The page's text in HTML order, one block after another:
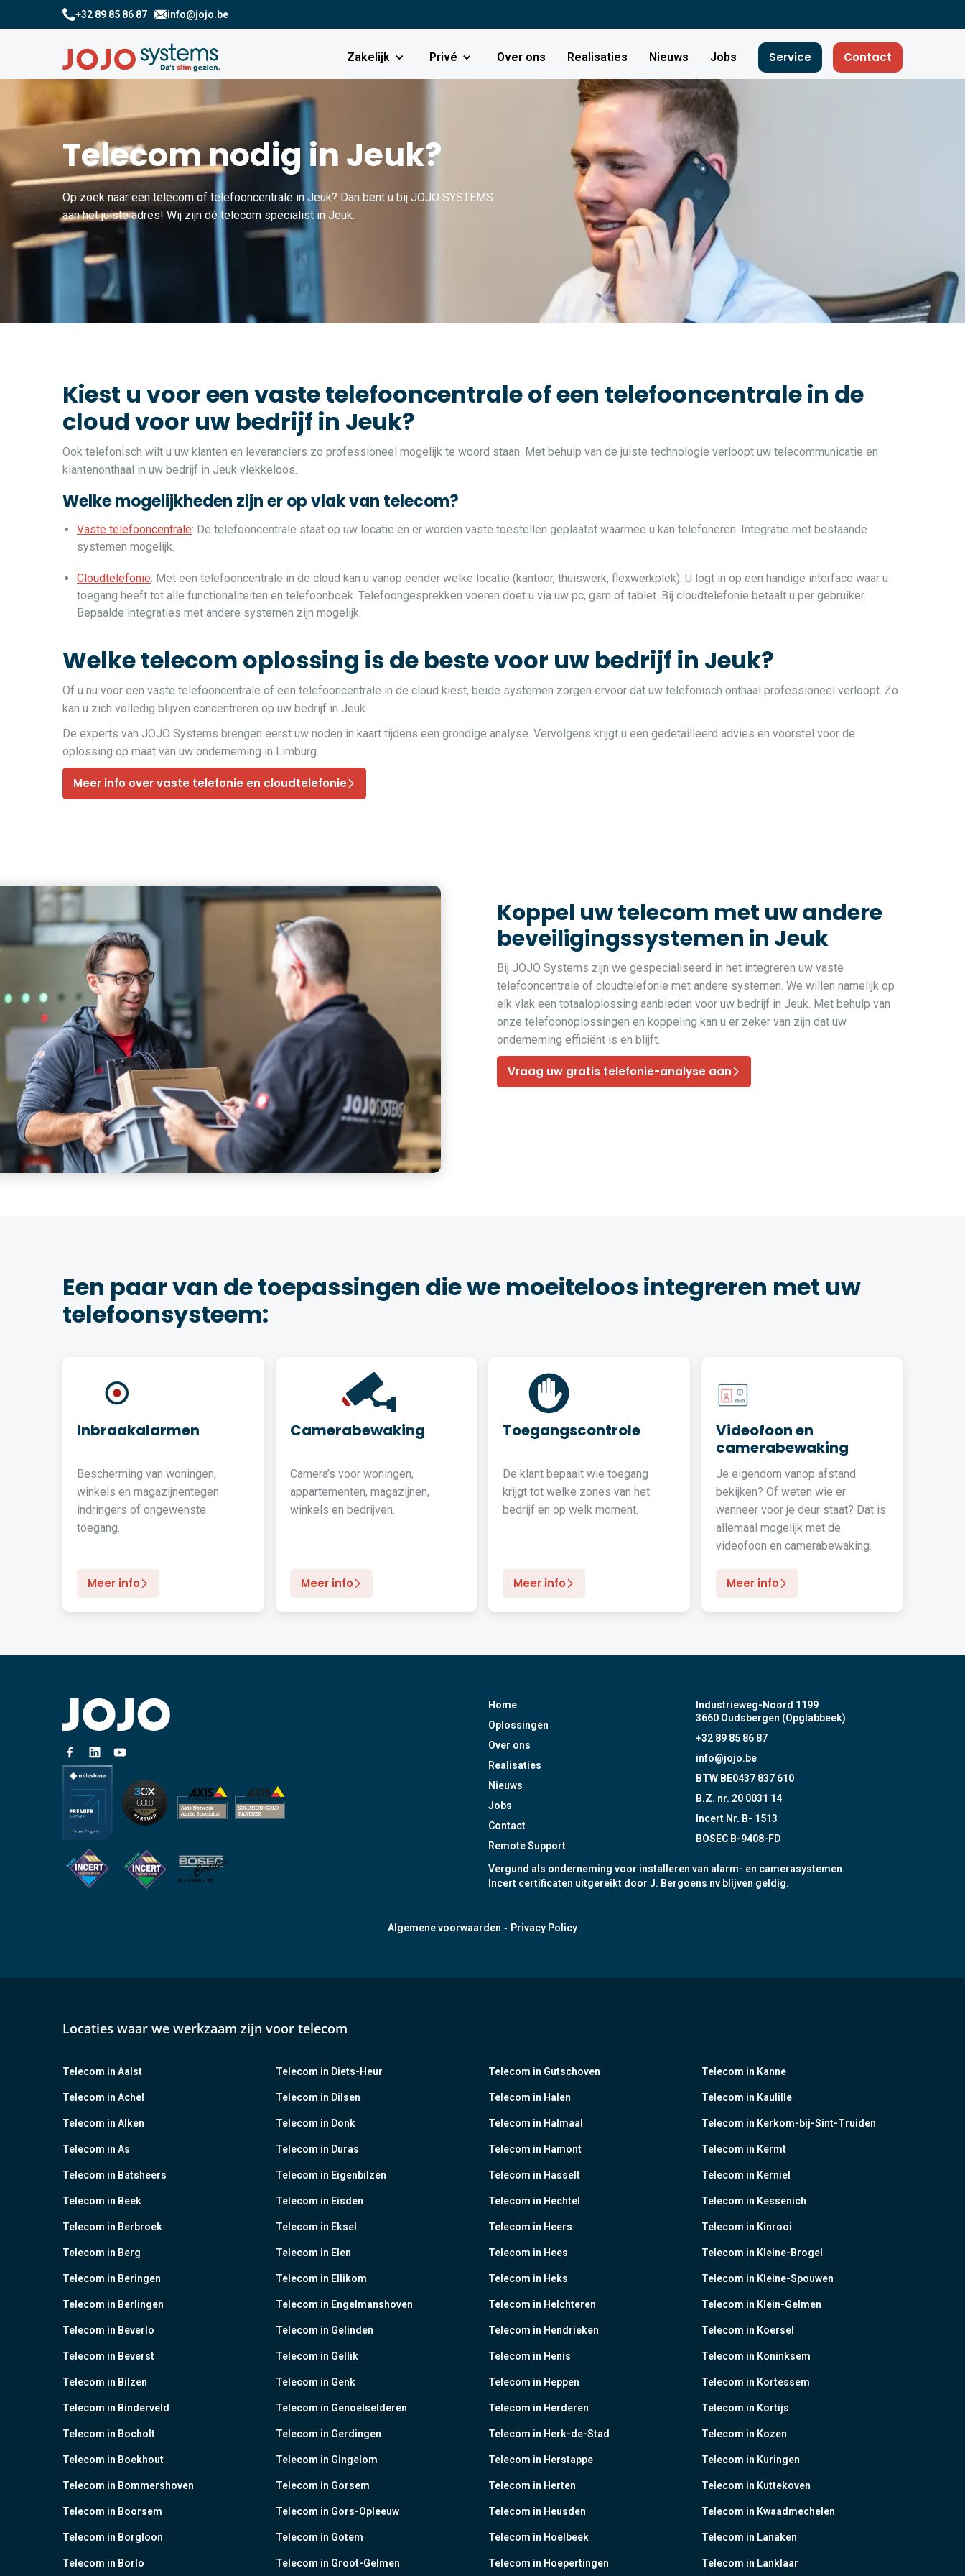
+32 89 85 86 87 info@jojo.be
Zakelijk Privé Over ons Realisaties Nieuws Jobs Service Contact
Telecom nodig in Jeuk?
Op zoek naar een telecom of telefooncentrale in Jeuk? Dan bent u bij JOJO SYSTEMS
aan het juiste adres! Wij zijn dé telecom specialist in Jeuk.
Kiest u voor een vaste telefooncentrale of een telefooncentrale in de
cloud voor uw bedrijf in Jeuk?
Ook telefonisch wilt u uw klanten en leveranciers zo professioneel mogelijk te woord staan. Met behulp van de juiste technologie verloopt uw telecommunicatie en
klantenonthaal in uw bedrijf in Jeuk vlekkeloos.
Welke mogelijkheden zijn er op vlak van telecom?
Vaste telefooncentrale: De telefooncentrale staat op uw locatie en er worden vaste toestellen geplaatst waarmee u kan telefoneren. Integratie met bestaande
systemen mogelijk.
Cloudtelefonie: Met een telefooncentrale in de cloud kan u vanop eender welke locatie (kantoor, thuiswerk, flexwerkplek). U logt in op een handige interface waar u
toegang heeft tot alle functionaliteiten en telefoonboek. Telefoongesprekken voeren doet u via uw pc, gsm of tablet. Bij cloudtelefonie betaalt u per gebruiker.
Bepaalde integraties met andere systemen zijn mogelijk.
Welke telecom oplossing is de beste voor uw bedrijf in Jeuk?
Of u nu voor een vaste telefooncentrale of een telefooncentrale in de cloud kiest, beide systemen zorgen ervoor dat uw telefonisch onthaal professioneel verloopt. Zo
kan u zich volledig blijven concentreren op uw bedrijf in Jeuk.
De experts van JOJO Systems brengen eerst uw noden in kaart tijdens een grondige analyse. Vervolgens krijgt u een gedetailleerd advies en voorstel voor de
oplossing op maat van uw onderneming in Limburg.
Meer info over vaste telefonie en cloudtelefonie
Koppel uw telecom met uw andere
beveiligingssystemen in Jeuk
Bij JOJO Systems zijn we gespecialiseerd in het integreren uw vaste
telefooncentrale of cloudtelefonie met andere systemen. We willen namelijk op
elk vlak een totaaloplossing aanbieden voor uw bedrijf in Jeuk. Met behulp van
onze telefoonoplossingen en koppeling kan u er zeker van zijn dat uw
onderneming efficiënt is en blijft.
Vraag uw gratis telefonie-analyse aan
Een paar van de toepassingen die we moeiteloos integreren met uw
telefoonsysteem:
Inbraakalarmen
Bescherming van woningen,
winkels en magazijnentegen
indringers of ongewenste
toegang.
Meer info
Camerabewaking
Camera’s voor woningen,
appartementen, magazijnen,
winkels en bedrijven.
Meer info
Toegangscontrole
De klant bepaalt wie toegang
krijgt tot welke zones van het
bedrijf en op welk moment.
Meer info
Videofoon en
camerabewaking
Je eigendom vanop afstand
bekijken? Of weten wie er
wanneer voor je deur staat? Dat is
allemaal mogelijk met de
videofoon en camerabewaking.
Meer info
Home
Oplossingen
Over ons
Realisaties
Nieuws
Jobs
Contact
Remote Support
Industrieweg-Noord 1199
3660 Oudsbergen (Opglabbeek)
+32 89 85 86 87
info@jojo.be
BTW BE0437 837 610
B.Z. nr. 20 0031 14
Incert Nr. B- 1513
BOSEC B-9408-FD
Vergund als onderneming voor installeren van alarm- en camerasystemen.
Incert certificaten uitgereikt door J. Bergoens nv blijven geldig.
Algemene voorwaarden - Privacy Policy
Locaties waar we werkzaam zijn voor telecom
Telecom in Aalst
Telecom in Achel
Telecom in Alken
Telecom in As
Telecom in Batsheers
Telecom in Beek
Telecom in Berbroek
Telecom in Berg
Telecom in Beringen
Telecom in Berlingen
Telecom in Beverlo
Telecom in Beverst
Telecom in Bilzen
Telecom in Binderveld
Telecom in Bocholt
Telecom in Boekhout
Telecom in Bommershoven
Telecom in Boorsem
Telecom in Borgloon
Telecom in Borlo
Telecom in Diets-Heur
Telecom in Dilsen
Telecom in Donk
Telecom in Duras
Telecom in Eigenbilzen
Telecom in Eisden
Telecom in Eksel
Telecom in Elen
Telecom in Ellikom
Telecom in Engelmanshoven
Telecom in Gelinden
Telecom in Gellik
Telecom in Genk
Telecom in Genoelselderen
Telecom in Gerdingen
Telecom in Gingelom
Telecom in Gorsem
Telecom in Gors-Opleeuw
Telecom in Gotem
Telecom in Groot-Gelmen
Telecom in Gutschoven
Telecom in Halen
Telecom in Halmaal
Telecom in Hamont
Telecom in Hasselt
Telecom in Hechtel
Telecom in Heers
Telecom in Hees
Telecom in Heks
Telecom in Helchteren
Telecom in Hendrieken
Telecom in Henis
Telecom in Heppen
Telecom in Herderen
Telecom in Herk-de-Stad
Telecom in Herstappe
Telecom in Herten
Telecom in Heusden
Telecom in Hoelbeek
Telecom in Hoepertingen
Telecom in Kanne
Telecom in Kaulille
Telecom in Kerkom-bij-Sint-Truiden
Telecom in Kermt
Telecom in Kerniel
Telecom in Kessenich
Telecom in Kinrooi
Telecom in Kleine-Brogel
Telecom in Kleine-Spouwen
Telecom in Klein-Gelmen
Telecom in Koersel
Telecom in Koninksem
Telecom in Kortessem
Telecom in Kortijs
Telecom in Kozen
Telecom in Kuringen
Telecom in Kuttekoven
Telecom in Kwaadmechelen
Telecom in Lanaken
Telecom in Lanklaar